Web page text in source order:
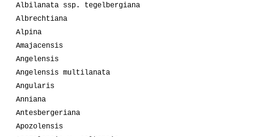
Albilanata ssp. tegelbergiana
Albrechtiana
Alpina
Amajacensis
Angelensis
Angelensis multilanata
Angularis
Anniana
Antesbergeriana
Apozolensis